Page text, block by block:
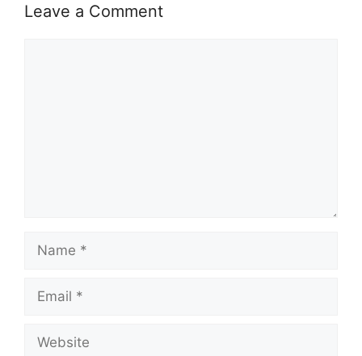
Leave a Comment